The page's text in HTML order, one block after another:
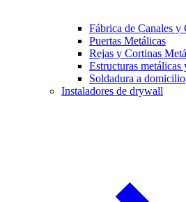
Fábrica de Canales y
Puertas Metálicas
Rejas y Cortinas
Estructuras metálicas
Soldadura a domicilio
Instaladores de drywall